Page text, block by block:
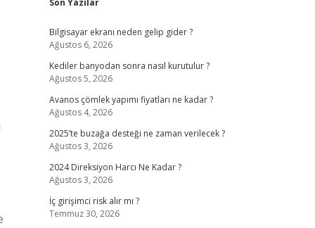
Sidebar
Son Yazılar
Bilgisayar ekranı neden gelip gider ?
Ağustos 6, 2026
Kediler banyodan sonra nasıl kurutulur ?
Ağustos 5, 2026
Avanos çömlek yapımı fiyatları ne kadar ?
Ağustos 4, 2026
2025’te buzağa desteği ne zaman verilecek ?
Ağustos 3, 2026
2024 Direksiyon Harcı Ne Kadar ?
Ağustos 3, 2026
İç girişimci risk alır mı ?
Temmuz 30, 2026